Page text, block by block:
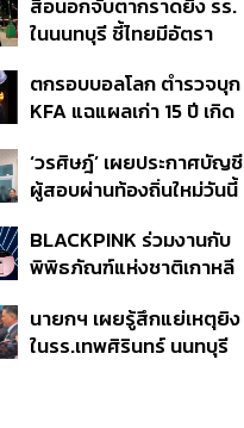
หน้าที่พกปืนออกนอก
เคหสถาน หวั่นพฤติกรรม
เกิดเหตุ
สื่อนอกจับตากราดยิง รร.
ในนนทบุรี ชี้ไทยมีอัตรา
ต้นของภูมิภาค
ตกรอบบอลโลก ตำรวจบุก
KFA แฉแผลเก่า 15 ปี เกิด
เกาหลีใต้?
‘วรศิษฎ์’ เผยประกาศบัญชี
ผู้สอบผ่านท้องถิ่นใหม่วันนี้
5,925 ราย เริ่ม ต.ค.
BLACKPINK ร่วมงานกับ
พิพิธภัณฑ์แห่งชาติเกาหลี
10 ปีการเดบิวต์
นายกฯ เผยรู้สึกแย่เหตุยิง
ในรร.เทพศิรินทร์ นนทบุรี